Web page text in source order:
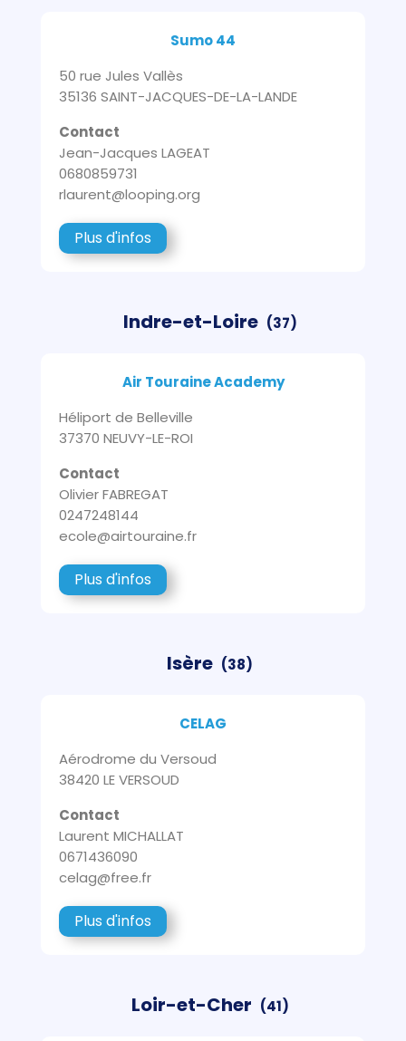
Sumo 44
50 rue Jules Vallès
35136 SAINT-JACQUES-DE-LA-LANDE
Contact
Jean-Jacques LAGEAT
0680859731
rlaurent@looping.org
Plus d'infos
Indre-et-Loire (37)
Air Touraine Academy
Héliport de Belleville
37370 NEUVY-LE-ROI
Contact
Olivier FABREGAT
0247248144
ecole@airtouraine.fr
Plus d'infos
Isère (38)
CELAG
Aérodrome du Versoud
38420 LE VERSOUD
Contact
Laurent MICHALLAT
0671436090
celag@free.fr
Plus d'infos
Loir-et-Cher (41)